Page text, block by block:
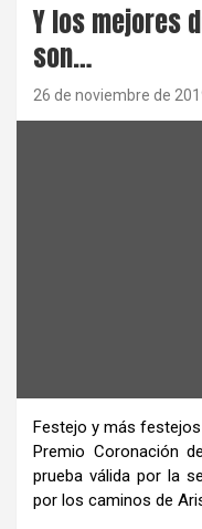
Y los mejores
son…
26 de noviembre de
Festejo y más
Premio Coronación
prueba válida por la
por los caminos de